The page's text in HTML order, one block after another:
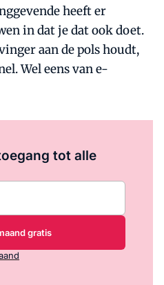
heeft er
in dat je dat ook doet.
aan de pols houdt,
Wel eens van e-
tot alle
gratis